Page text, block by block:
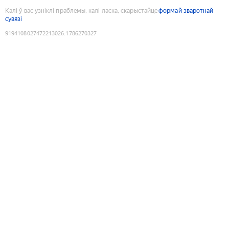
Калі ў вас узніклі праблемы, калі ласка, скарыстайцеформай зваротнай
сувязі
9194108027472213026:1786270327